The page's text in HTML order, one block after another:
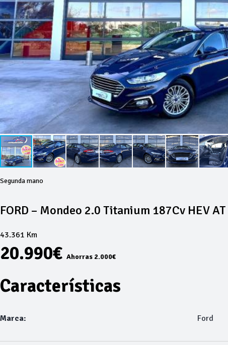
Segunda mano
FORD – Mondeo 2.0 Titanium 187Cv HEV
43.361 Km
20.990€ Ahorras 2.000€
Características
Marca: Ford